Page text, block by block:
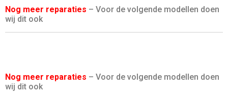
Nog meer reparaties – Voor de volgende modellen doen
wij dit ook
Nog meer reparaties – Voor de volgende modellen doen
wij dit ook